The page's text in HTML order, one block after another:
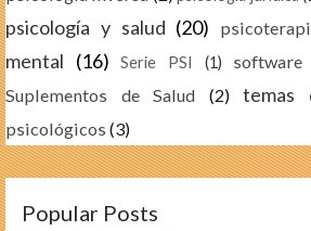
psicología y salud (20)
mental (16) Serie PSI (1)
Suplementos de Salud
(2) temas
psicológicos (3)
Popular Posts